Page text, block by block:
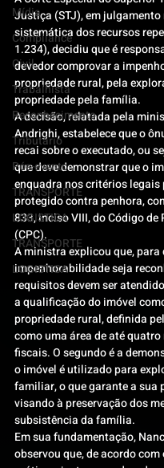
Mídia
Compliance
Civil
Trabalhista
Reconhecimento
Tributário
Pós-evento
TRANSPORTE
LOGISTICA
TRANSPORTE
LOGISTICA
Justiça (STJ), em julgamento
sistemática dos recursos
1.234), decidiu que é
devedor comprovar a
propriedade rural, pela
propriedade pela família.
A decisão, relatada pela
Andrighi, estabelece que o
recai sobre o executado, ou
que deve demonstrar que o
enquadra nos critérios legais
protegido contra penhora,
833, inciso VIII, do Código de
(CPC).
A ministra explicou que, para
impenhorabilidade seja
requisitos devem ser
a qualificação do imóvel
propriedade rural, definida
como uma área de até
fiscais. O segundo é a
o imóvel é utilizado para
familiar, o que garante a sua
visando à preservação dos
subsistência da família.
Em sua fundamentação,
observou que, de acordo com